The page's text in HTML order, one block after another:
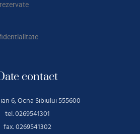
contact
6, Ocna Sibiului 555600
tel. 0269541301
fax. 0269541302